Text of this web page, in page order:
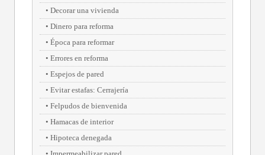
Decorar una vivienda
Dinero para reforma
Época para reformar
Errores en reforma
Espejos de pared
Evitar estafas: Cerrajería
Felpudos de bienvenida
Hamacas de interior
Hipoteca denegada